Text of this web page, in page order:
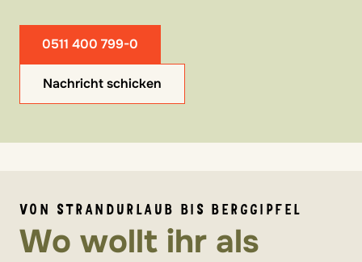
0511 400 799-0
Nachricht schicken
VON STRANDURLAUB BIS BERGGIPFEL
Wo wollt ihr als